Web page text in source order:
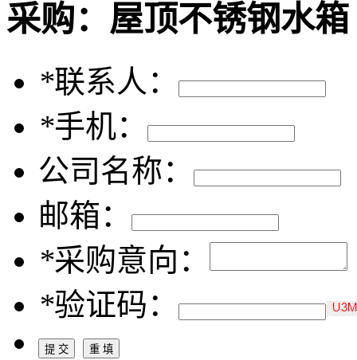
采购： 屋顶不锈钢水箱
*联系人：
*手机：
公司名称：
邮箱：
*采购意向：
*验证码：